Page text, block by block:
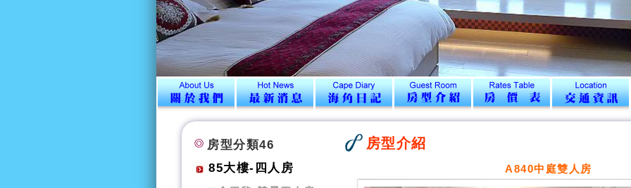
房型介紹
A840中庭雙人房
房型分類46
85大樓-四人房